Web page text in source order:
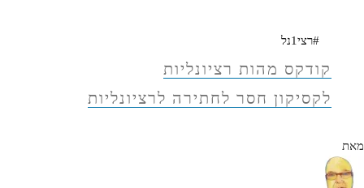
#רצי1נל
קודקס מהות רציונליות
לקסיקון חסר לחתירה לרציונליות
מאת